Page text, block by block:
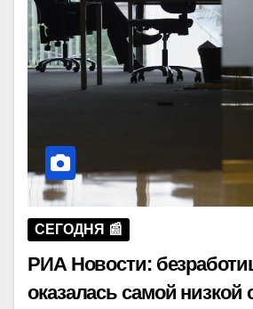
СЕГОДНЯ 📰
РИА Новости:
оказалась самой низкой